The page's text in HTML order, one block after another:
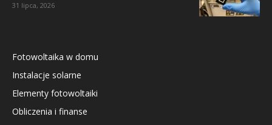
31 lipca, 2026
Fotowoltaika w domu
Instalacje solarne
Elementy fotowoltaiki
Obliczenia i finanse